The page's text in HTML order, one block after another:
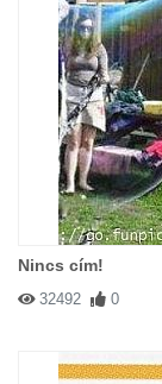
Nincs cím!
32492 0